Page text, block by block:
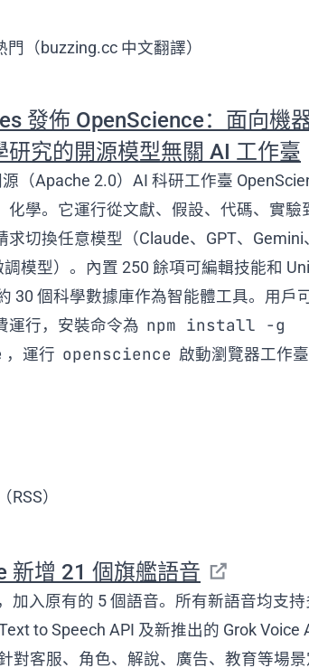
（buzzing.cc 中文翻譯）
發佈 OpenScience：面向機
究的開源模型無關 AI 工作臺
（Apache 2.0）AI 科研工作臺
化學。它運行從文獻、假設、代碼、實驗
切換任意模型（Claude、GPT、Gemini
模型）。內置 250 餘項可編輯技能和
30 個科學數據庫作為智能體工具。用戶
運行，安裝命令為 npm install -g
，運行 openscience 啟動瀏覽器工作
）
新增 21 個旗艦語音
加入原有的 5 個語音。所有新語音均支
to Speech API 及新推出的 Grok Voice
對客服、角色、解說、廣告、教育等場